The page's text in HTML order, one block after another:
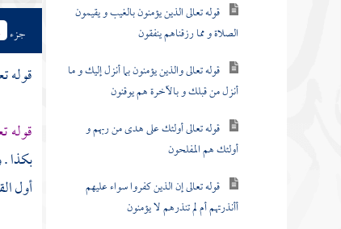
قوله تعالى الذين يؤمنون بالغيب و يقيمون
الصلاة و مما رزقناهم ينفقون
قوله تعالى والذين يؤمنون بما أنزل إليك و ما
أنزل من قبلك و بالآخرة هم يوقنون
قوله تعالى أولئك على هدى من ربهم و
أولئك هم المفلحون
قوله تعالى إن الذين كفروا سواء عليهم
أأنذرتهم أم لم تنذرهم لا يؤمنون
جزء
قوله
قوله
بكذا
أول